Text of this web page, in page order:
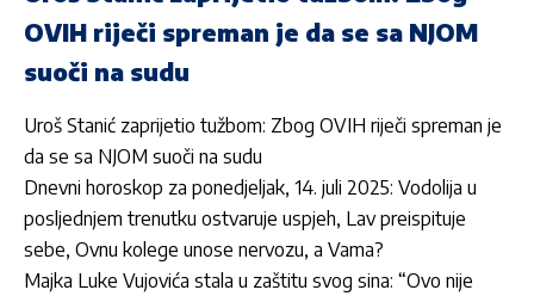
OVIH riječi spreman je da se sa NJOM
suoči na sudu
Uroš Stanić zaprijetio tužbom: Zbog OVIH riječi spreman je
da se sa NJOM suoči na sudu
Dnevni horoskop za ponedjeljak, 14. juli 2025: Vodolija u
posljednjem trenutku ostvaruje uspjeh, Lav preispituje
sebe, Ovnu kolege unose nervozu, a Vama?
Majka Luke Vujovića stala u zaštitu svog sina: “Ovo nije